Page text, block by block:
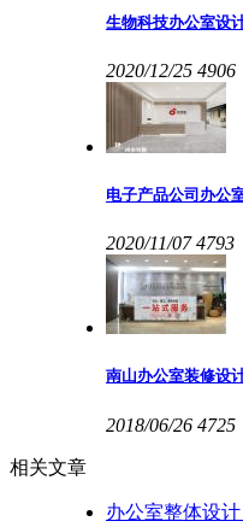
生物科技办公室设
2020/12/25 4906
电子产品公司办公
2020/11/07 4793
南山办公室装修设
2018/06/26 4725
相关文章
办公室整体设